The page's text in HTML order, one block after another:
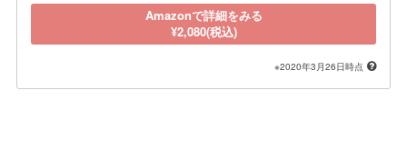
Amazonで詳細をみる
¥2,080(税込)
※2020年3月26日時点